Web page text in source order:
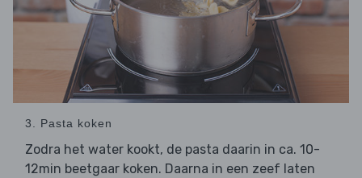
3. Pasta koken
Zodra het water kookt, de pasta daarin in ca. 10-
12min beetgaar koken. Daarna in een zeef laten